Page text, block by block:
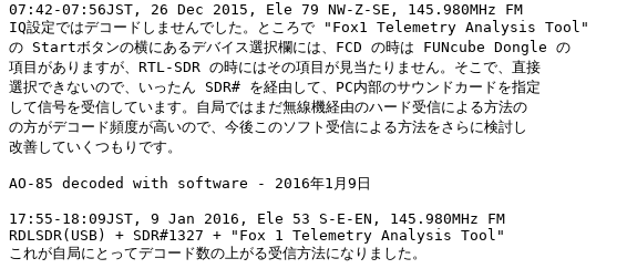
07:42-07:56JST, 26 Dec 2015, Ele 79 NW-Z-SE, 145.980MHz FM
IQ設定ではデコードしませんでした。ところで "Fox1 Telemetry Analysis Tool"
の Startボタンの横にあるデバイス選択欄には、FCD の時は FUNcube Dongle の
項目がありますが、RTL-SDR の時にはその項目が見当たりません。そこで、直接
選択できないので、いったん SDR# を経由して、PC内部のサウンドカードを指定
して信号を受信しています。自局ではまだ無線機経由のハード受信による方法の
の方がデコード頻度が高いので、今後このソフト受信による方法をさらに検討し
改善していくつもりです。
AO-85 decoded with software - 2016年1月9日
17:55-18:09JST, 9 Jan 2016, Ele 53 S-E-EN, 145.980MHz FM
RDLSDR(USB) + SDR#1327 + "Fox 1 Telemetry Analysis Tool"
これが自局にとってデコード数の上がる受信方法になりました。